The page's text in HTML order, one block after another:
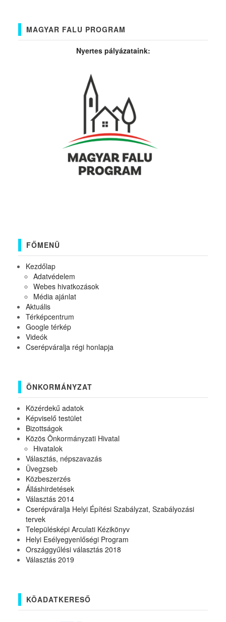
MAGYAR FALU PROGRAM
Nyertes pályázataink:
FŐMENÜ
Kezdőlap
Adatvédelem
Webes hivatkozások
Média ajánlat
Aktuális
Térképcentrum
Google térkép
Videók
Cserépváralja régi honlapja
ÖNKORMÁNYZAT
Közérdekű adatok
Képviselő testület
Bizottságok
Közös Önkormányzati Hivatal
Hivatalok
Választás, népszavazás
Üvegzseb
Közbeszerzés
Álláshirdetések
Választás 2014
Cserépváralja Helyi Építési Szabályzat, Szabályozási
tervek
Településképi Arculati Kézikönyv
Helyi Esélyegyenlőségi Program
Országgyűlési választás 2018
Választás 2019
KÖADATKERESŐ